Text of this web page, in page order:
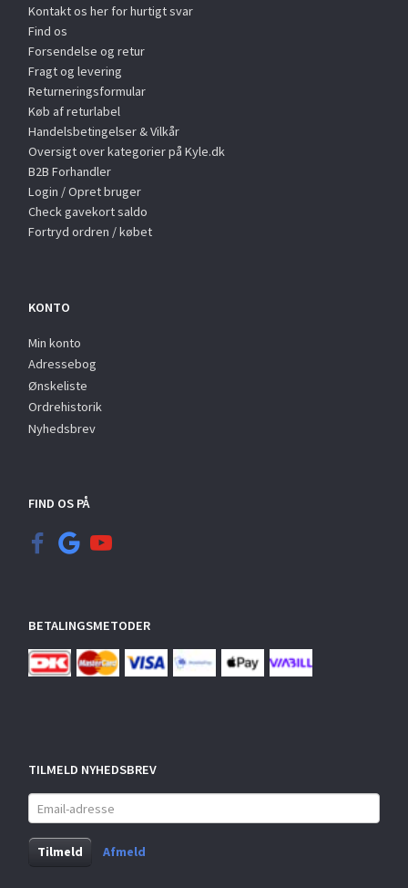
Kontakt os her for hurtigt svar
Find os
Forsendelse og retur
Fragt og levering
Returneringsformular
Køb af returlabel
Handelsbetingelser & Vilkår
Oversigt over kategorier på Kyle.dk
B2B Forhandler
Login / Opret bruger
Check gavekort saldo
Fortryd ordren / købet
KONTO
Min konto
Adressebog
Ønskeliste
Ordrehistorik
Nyhedsbrev
FIND OS PÅ
BETALINGSMETODER
TILMELD NYHEDSBREV
Email-
adresse
Tilmeld
Afmeld